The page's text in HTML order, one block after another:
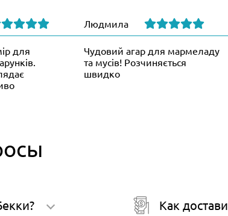
для
Людмила
Чудовий агар для мармеладу
та мусів! Розчиняється
швидко
Как